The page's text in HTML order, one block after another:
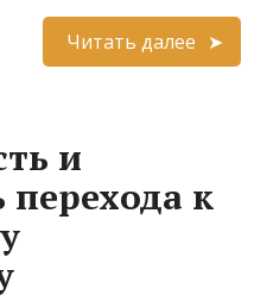
Читать далее
и
к